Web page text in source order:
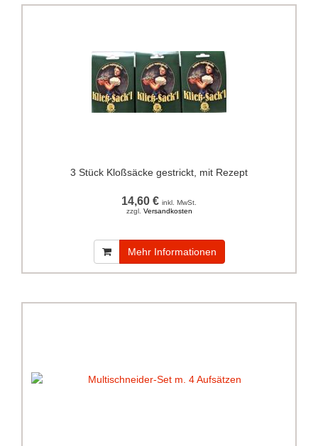
3 Stück Kloßsäcke gestrickt, mit Rezept
14,60 € inkl. MwSt.
zzgl. Versandkosten
Mehr Informationen